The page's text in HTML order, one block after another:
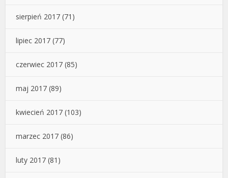
sierpień 2017 (71)
lipiec 2017 (77)
czerwiec 2017 (85)
maj 2017 (89)
kwiecień 2017 (103)
marzec 2017 (86)
luty 2017 (81)